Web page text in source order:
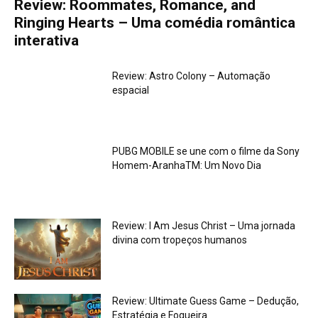
Review: Roommates, Romance, and
Ringing Hearts – Uma comédia romântica
interativa
Review: Astro Colony – Automação
espacial
PUBG MOBILE se une com o filme da Sony
Homem-AranhaTM: Um Novo Dia
Review: I Am Jesus Christ – Uma jornada
divina com tropeços humanos
Review: Ultimate Guess Game – Dedução,
Estratégia e Fogueira